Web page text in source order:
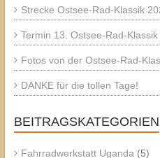
Strecke Ostsee-Rad-Klassik
Termin 13. Ostsee-Rad-
Fotos von der Ostsee-Rad-
DANKE für die tollen Tage!
BEITRAGSKATEGORIEN
Fahrradwerkstatt Uganda (5)